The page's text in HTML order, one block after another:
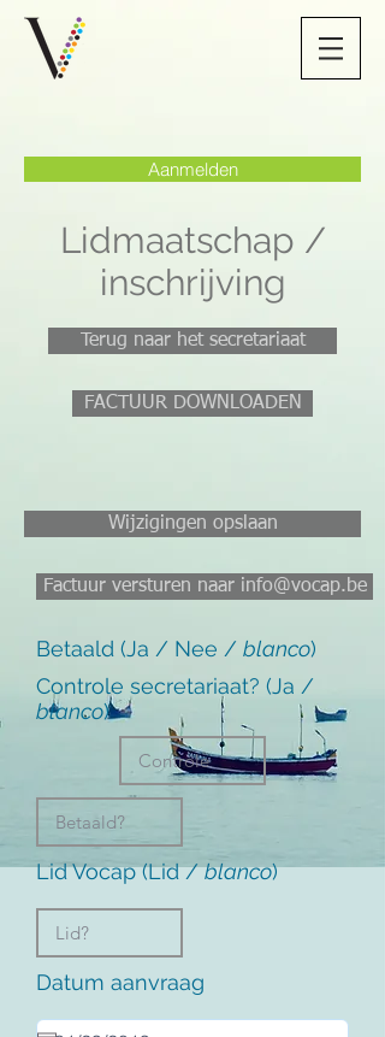
Aanmelden
Lidmaatschap /
inschrijving
Terug naar het secretariaat
FACTUUR DOWNLOADEN
Wijzigingen opslaan
Factuur versturen naar info@vocap.be
Betaald (Ja / Nee / blanco)
Controle secretariaat? (Ja /
blanco)
Lid Vocap (Lid /blanco)
Datum aanvraag